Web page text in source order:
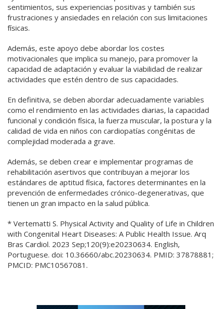
sentimientos, sus experiencias positivas y también sus
frustraciones y ansiedades en relación con sus limitaciones
físicas.
Además, este apoyo debe abordar los costes
motivacionales que implica su manejo, para promover la
capacidad de adaptación y evaluar la viabilidad de realizar
actividades que estén dentro de sus capacidades.
En definitiva, se deben abordar adecuadamente variables
como el rendimiento en las actividades diarias, la capacidad
funcional y condición física, la fuerza muscular, la postura y la
calidad de vida en niños con cardiopatías congénitas de
complejidad moderada a grave.
Además, se deben crear e implementar programas de
rehabilitación asertivos que contribuyan a mejorar los
estándares de aptitud física, factores determinantes en la
prevención de enfermedades crónico-degenerativas, que
tienen un gran impacto en la salud pública.
* Vertematti S. Physical Activity and Quality of Life in Children
with Congenital Heart Diseases: A Public Health Issue. Arq
Bras Cardiol. 2023 Sep;120(9):e20230634. English,
Portuguese. doi: 10.36660/abc.20230634. PMID: 37878881;
PMCID: PMC10567081.